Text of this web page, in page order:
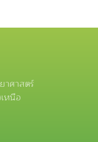
าศาสตร์
หนือ